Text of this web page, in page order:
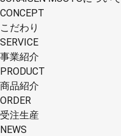
CONCEPT
こだわり
SERVICE
事業紹介
PRODUCT
商品紹介
ORDER
受注生産
NEWS